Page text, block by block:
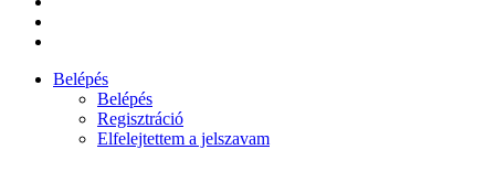
Belépés
Belépés
Regisztráció
Elfelejtettem a jelszavam